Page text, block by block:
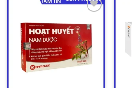
Thêm
vào
thích